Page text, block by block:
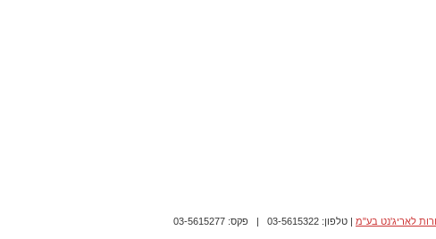
לאריג'נט בע"מ | טלפון: 03-5615322 | פקס: 03-5615277